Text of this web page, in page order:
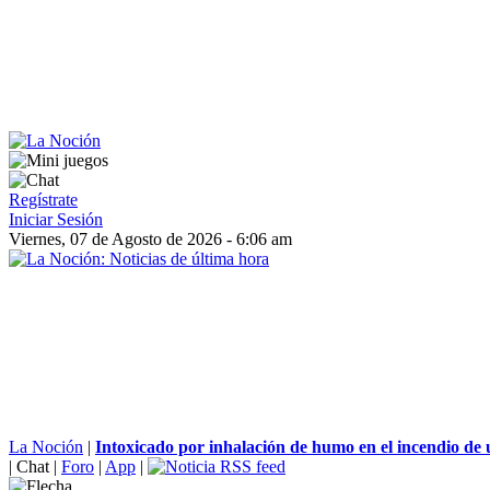
Regístrate
Iniciar Sesión
Viernes, 07 de Agosto de 2026 - 6:06 am
La Noción | Intoxicado por inhalación de humo en el incendio de
| Chat | Foro | App |